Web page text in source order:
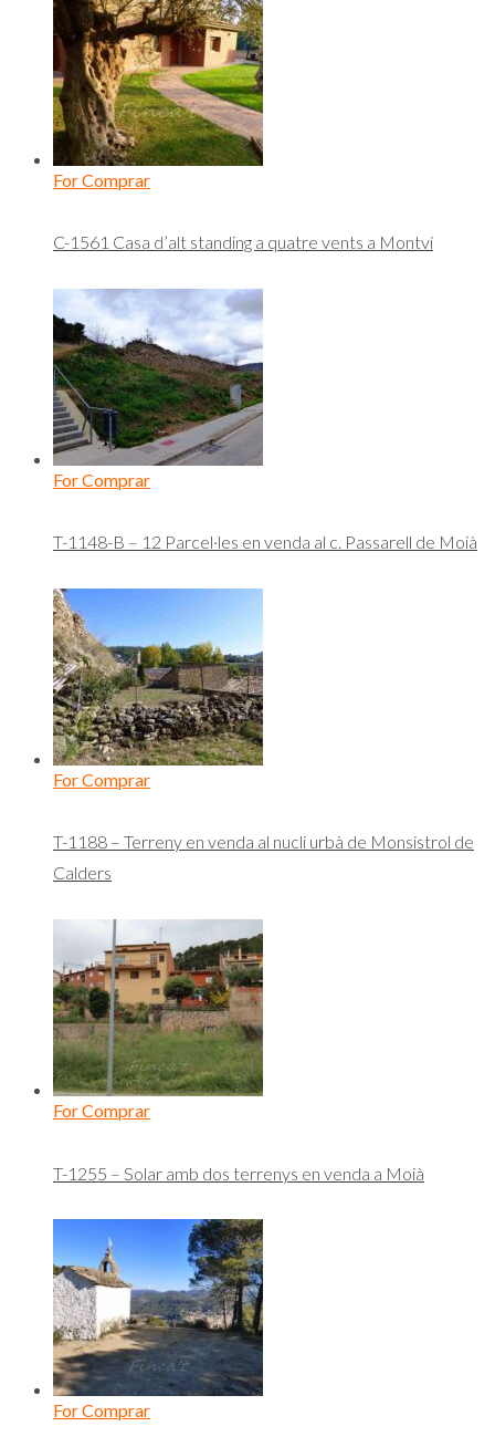
For Comprar
C-1561 Casa d’alt standing a quatre vents a Montví
For Comprar
T-1148-B – 12 Parcel·les en venda al c. Passarell de Moià
For Comprar
T-1188 – Terreny en venda al nucli urbà de Monsistrol de
Calders
For Comprar
T-1255 – Solar amb dos terrenys en venda a Moià
For Comprar